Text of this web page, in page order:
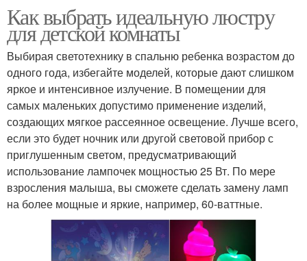
Как выбрать идеальную люстру
для детской комнаты
Выбирая светотехнику в спальню ребенка возрастом до
одного года, избегайте моделей, которые дают слишком
яркое и интенсивное излучение. В помещении для
самых маленьких допустимо применение изделий,
создающих мягкое рассеянное освещение. Лучше всего,
если это будет ночник или другой световой прибор с
приглушенным светом, предусматривающий
использование лампочек мощностью 25 Вт. По мере
взросления малыша, вы сможете сделать замену ламп
на более мощные и яркие, например, 60-ваттные.